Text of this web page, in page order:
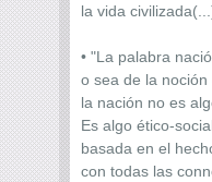
la vida
• "La palabra
o sea de la
la nación no es
Es algo ético-
basada en el
con todas las